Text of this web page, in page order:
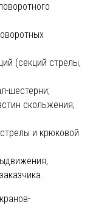
(секций стрелы,
шестерни;
скольжения;
и крюковой